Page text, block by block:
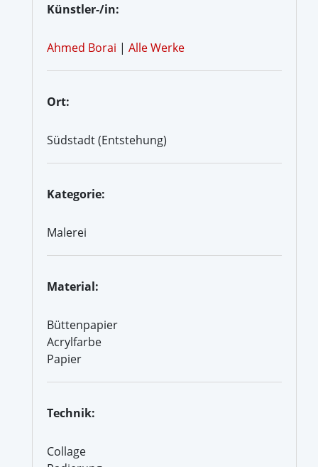
Künstler-/in:
Ahmed Borai | Alle Werke
Ort:
Südstadt (Entstehung)
Kategorie:
Malerei
Material:
Büttenpapier
Acrylfarbe
Papier
Technik:
Collage